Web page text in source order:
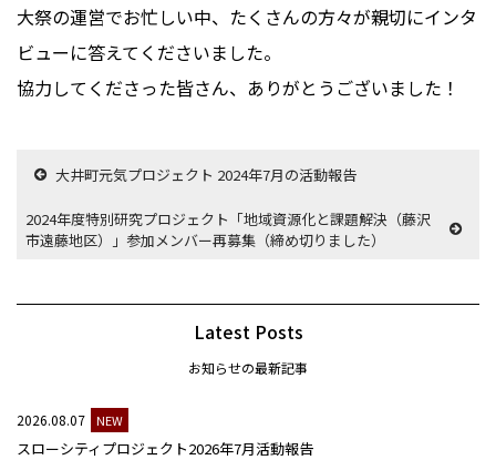
大祭の運営でお忙しい中、たくさんの方々が親切にインタ
ビューに答えてくださいました。
協力してくださった皆さん、ありがとうございました！
大井町元気プロジェクト 2024年7月の活動報告
2024年度特別研究プロジェクト「地域資源化と課題解決（藤沢
市遠藤地区）」参加メンバー再募集（締め切りました）
Latest Posts
お知らせの最新記事
2026.08.07 NEW
スローシティプロジェクト2026年7月活動報告